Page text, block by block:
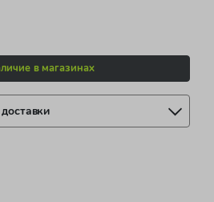
в магазинах